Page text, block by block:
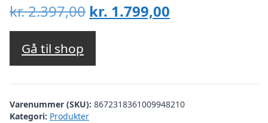
kr.2.397,00 Den
oprindelige
var:
kr. 2.397,00.
kr. 1.799,00
kr. 1.799,00.
Gå til shop
Varenummer (SKU): 8672318361009948210
Kategori: Produkter